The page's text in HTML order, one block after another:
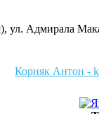
ул. Адмирала
Корняк Антон -